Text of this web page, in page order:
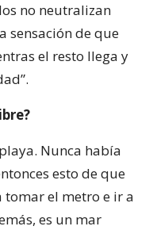
no neutralizan
sensación de que
el resto llega y
Nunca había
esto de que
tomar el metro e ir a
es un mar